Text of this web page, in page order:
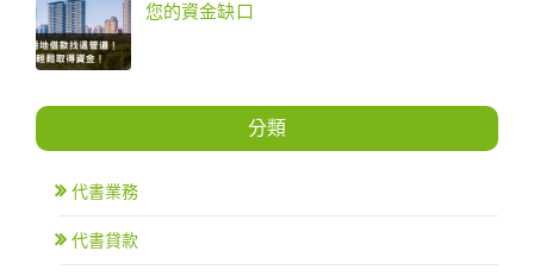
您的資金缺口
分類
代書業務
代書貸款